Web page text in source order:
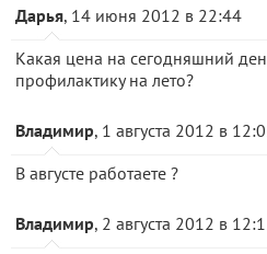
Дарья, 14 июня 2012 в 22:44
Какая цена на сегодняшний
профилактику на лето?
Владимир, 1 августа 2012 в
В августе работаете ?
Владимир, 2 августа 2012 в